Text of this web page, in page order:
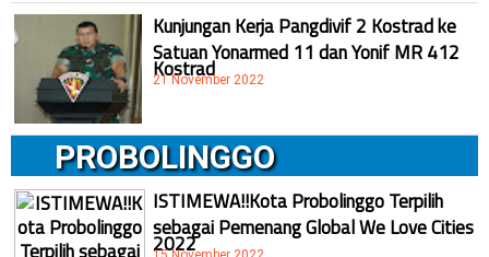
Kunjungan Kerja Pangdivif 2 Kostrad ke
Satuan Yonarmed 11 dan Yonif MR 412
Kostrad
21 November 2022
PROBOLINGGO
ISTIMEWA!!Kota Probolinggo Terpilih
sebagai Pemenang Global We Love Cities
2022